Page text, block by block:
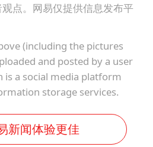
点。网易仅提供信息发布平
(including the pictures
and posted by a user
is a social media platform
storage services.
新闻体验更佳